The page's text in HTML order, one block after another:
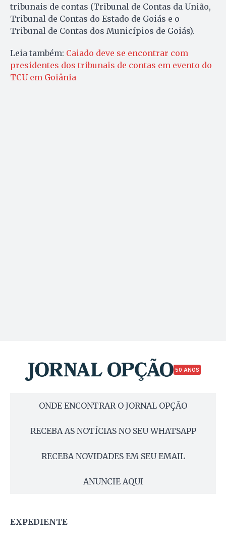
tribunais de contas (Tribunal de Contas da União,
Tribunal de Contas do Estado de Goiás e o
Tribunal de Contas dos Municípios de Goiás).
Leia também: Caiado deve se encontrar com
presidentes dos tribunais de contas em evento do
TCU em Goiânia
50 ANOS
ONDE ENCONTRAR O JORNAL OPÇÃO
RECEBA AS NOTÍCIAS NO SEU WHATSAPP
RECEBA NOVIDADES EM SEU EMAIL
ANUNCIE AQUI
EXPEDIENTE